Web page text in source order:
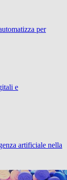
per
e
artificiale nella